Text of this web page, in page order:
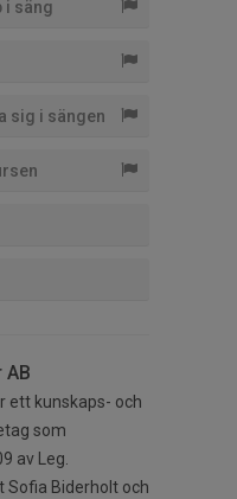
i säng
sig i sängen
AB
ett kunskaps- och
som
av Leg.
Sofia Biderholt och